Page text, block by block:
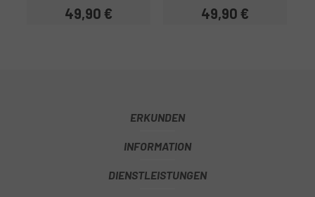
Preis
49,90 € Preis
49,90 €
ERKUNDEN
INFORMATION
DIENSTLEISTUNGEN